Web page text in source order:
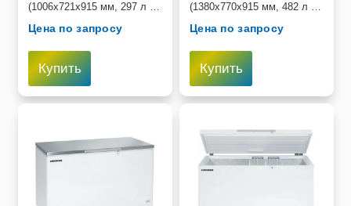
(1006х721х915 мм, 297 л ,
Цена по запросу
Купить
(1380х770х915 мм, 482 л ,
Цена по запросу
Купить